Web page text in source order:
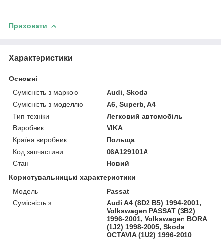
Приховати
Характеристики
Основні
Сумісність з маркою
Audi, Skoda
Сумісність з моделлю
A6, Superb, A4
Тип техніки
Легковий автомобіль
Виробник
VIKA
Країна виробник
Польща
Код запчастини
06A129101A
Стан
Новий
Користувальницькі характеристики
Модель
Passat
Сумісність з:
Audi A4 (8D2 B5) 1994-2001,
Volkswagen PASSAT (3B2)
1996-2001, Volkswagen BORA
(1J2) 1998-2005, Skoda
OCTAVIA (1U2) 1996-2010